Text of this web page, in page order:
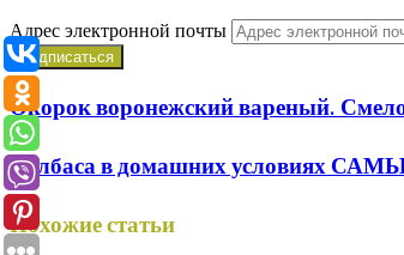
Адрес электронной почты
Окорок воронежский вареный.
Колбаса в домашних условиях
Похожие статьи